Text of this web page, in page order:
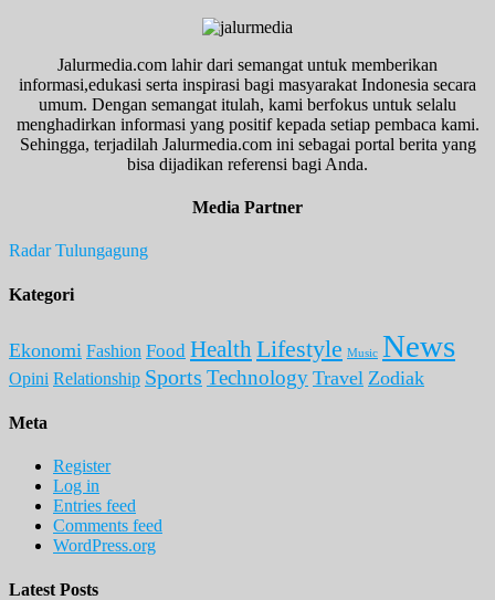
Jalurmedia.com lahir dari semangat untuk memberikan
informasi,edukasi serta inspirasi bagi masyarakat Indonesia secara
umum. Dengan semangat itulah, kami berfokus untuk selalu
menghadirkan informasi yang positif kepada setiap pembaca kami.
Sehingga, terjadilah Jalurmedia.com ini sebagai portal berita yang
bisa dijadikan referensi bagi Anda.
Media Partner
Radar Tulungagung
Kategori
Ekonomi Fashion Food Health Lifestyle Music News
Opini Relationship Sports Technology Travel Zodiak
Meta
Register
Log in
Entries feed
Comments feed
WordPress.org
Latest Posts